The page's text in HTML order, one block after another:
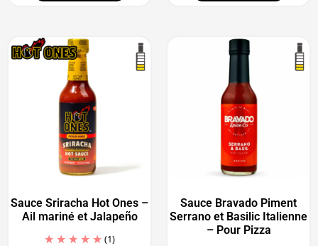
Sauce Sriracha Hot Ones –
Ail mariné et Jalapeño
(1)
Sauce Bravado Piment
Serrano et Basilic Italienne
– Pour Pizza